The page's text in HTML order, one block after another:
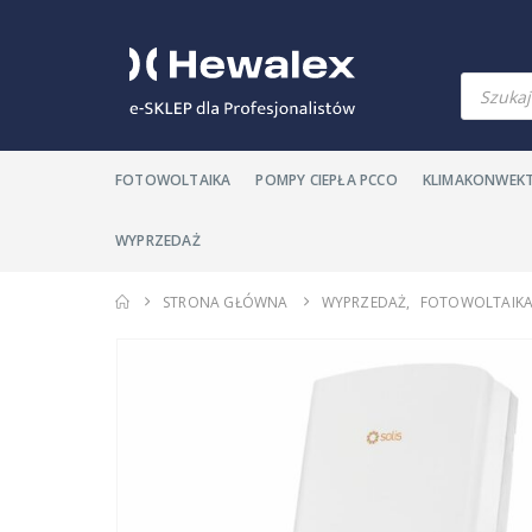
FOTOWOLTAIKA POMPY CIEPŁA PCCO
WYPRZEDAŻ
STRONA GŁÓWNA WYPRZEDAŻ,